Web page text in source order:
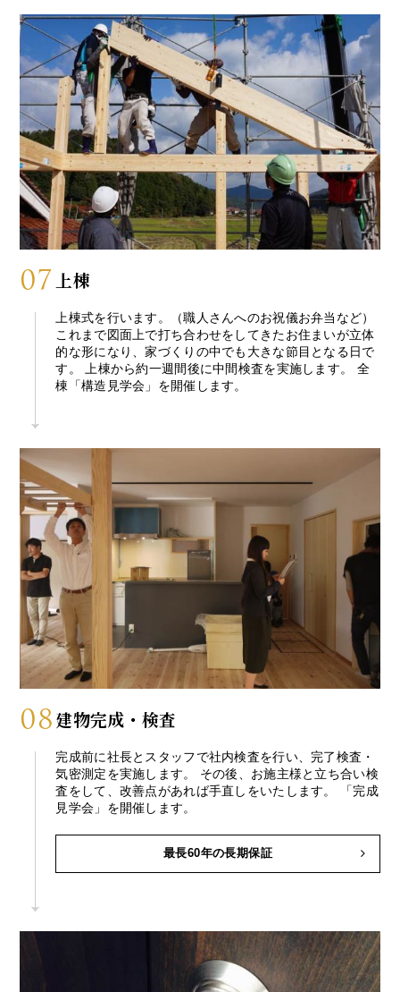
07 上棟
上棟式を行います。（職人さんへのお祝儀お弁当など）
これまで図面上で打ち合わせをしてきたお住まいが立体
的な形になり、家づくりの中でも大きな節目となる日で
す。 上棟から約一週間後に中間検査を実施します。 全
棟「構造見学会」を開催します。
08建物完成・検査
完成前に社長とスタッフで社内検査を行い、完了検査・
気密測定を実施します。 その後、お施主様と立ち合い検
査をして、改善点があれば手直しをいたします。 「完成
見学会」を開催します。
最長60年の長期保証